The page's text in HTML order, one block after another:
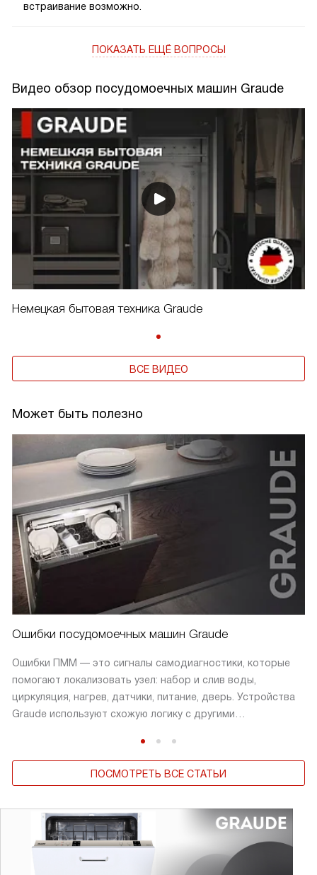
встраивание возможно.
ПОКАЗАТЬ ЕЩЁ ВОПРОСЫ
Видео обзор посудомоечных машин Graude
Немецкая бытовая техника Graude
ВСЕ ВИДЕО
Может быть полезно
Ошибки посудомоечных машин Graude
Ошибки ПММ — это сигналы самодиагностики, которые
помогают локализовать узел: набор и слив воды,
циркуляция, нагрев, датчики, питание, дверь. Устройства
Graude используют схожую логику с другими
ПОСМОТРЕТЬ ВСЕ СТАТЬИ